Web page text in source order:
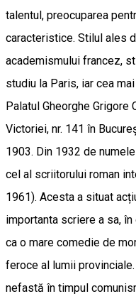
talentul, preocuparea
caracteristice. Stilul ales
academismului francez,
studiu la Paris, iar cea
Palatul Gheorghe Grigore
Victoriei, nr. 141 în
1903. Din 1932 de
cel al scriitorului roman
1961). Acesta a situat
importanta scriere a sa,
ca o mare comedie de
feroce al lumii
nefastă în timpul